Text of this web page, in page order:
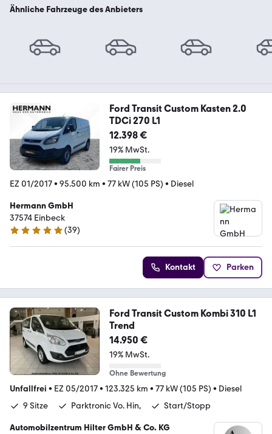
Ähnliche Fahrzeuge des Anbieters
Ford Transit Custom Kasten 2.0
TDCi 270 L1
12.398 €
19% MwSt.
Fairer Preis
EZ 01/2017• 95.500 km • 77 kW (105 PS) • Diesel
Hermann GmbH
37574 Einbeck
4.9 Sterne
(39)
Kontakt Parken
Ford Transit Custom Kombi 310 L1
Trend
14.950 €
19% MwSt.
Ohne Bewertung
Unfallfrei • EZ 05/2017• 123.325 km • 77 kW (105 PS) • Diesel
9 Sitze
Parktronic Vo. Hin, Start/Stopp
Automobilzentrum Hilter GmbH & Co. KG